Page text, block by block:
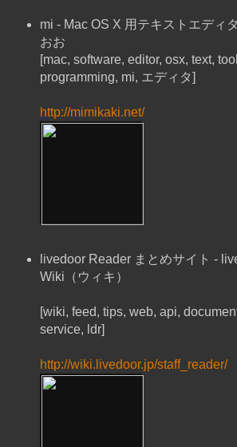
mi - Mac OS X 用テキストエディタ
おお
[mac, software, editor, osx, text,
programming, mi, エディタ]
http://mimikaki.net/
livedoor Reader まとめサイト -
Wiki（ウィキ）
[wiki, feed, tips, web, api,
service, ldr]
http://wiki.livedoor.jp/staff_reader/